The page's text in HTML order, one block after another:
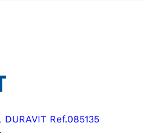
Ref.085135